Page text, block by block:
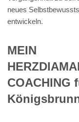
neues
entwickeln.
MEIN
COACHING